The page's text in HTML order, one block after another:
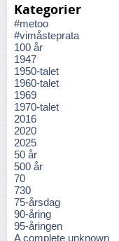
Kategorier
#metoo
#vimåsteprata
100 år
1947
1950-talet
1960-talet
1969
1970-talet
2016
2020
2025
50 år
500 år
70
730
75-årsdag
90-åring
95-åringen
A complete unknown